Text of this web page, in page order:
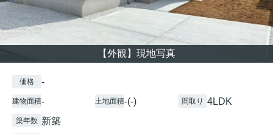
【外観】現地写真
価格 -
建物面積- 土地面積-(-) 間取り 4LDK
築年数 新築